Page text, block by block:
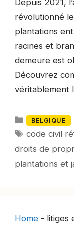
Depuis 2021,
révolutionné
plantations
racines et
demeure est
Découvrez
véritablement
Catégories
BELGIQUE
Mots-
clés
code civil
droits de
plantations et
Home - litiges